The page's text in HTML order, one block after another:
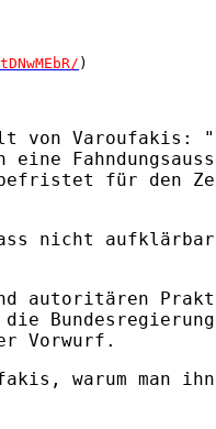
)
Varoufakis:
für den
nicht
autoritären
Vorwurf.
warum man